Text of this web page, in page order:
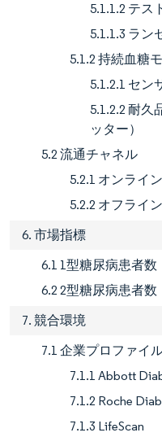
5.1.1.2 テス
5.1.1.3 ラン
5.1.2 持続血糖
5.1.2.1 セン
5.1.2.2 耐久
ッター）
5.2 流通チャネル
5.2.1 オンライン
5.2.2 オフライン
6. 市場指標
6.1 1型糖尿病患者数
6.2 2型糖尿病患者数
7. 競合環境
7.1 企業プロファイ
7.1.1 Abbott
7.1.2 Roche
7.1.3 LifeScan